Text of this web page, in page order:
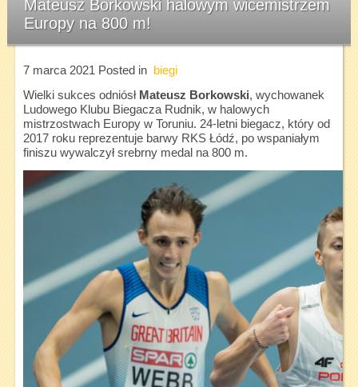
Mateusz Borkowski halowym wicemistrzem
Europy na 800 m!
7 marca 2021 Posted in
biegi
Wielki sukces odniósł Mateusz Borkowski, wychowanek
Ludowego Klubu Biegacza Rudnik, w halowych
mistrzostwach Europy w Toruniu. 24-letni biegacz, który od
2017 roku reprezentuje barwy RKS Łódź, po wspaniałym
finiszu wywalczył srebrny medal na 800 m.